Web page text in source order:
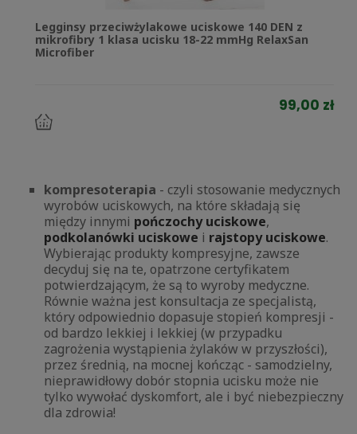
Legginsy przeciwżylakowe uciskowe 140 DEN z
mikrofibry 1 klasa ucisku 18-22 mmHg RelaxSan
Microfiber
99,00 zł
do
kompresoterapia - czyli stosowanie medycznych
wyrobów uciskowych, na które składają się
między innymi pończochy uciskowe,
podkolanówki uciskowe i rajstopy uciskowe.
Wybierając produkty kompresyjne, zawsze
decyduj się na te, opatrzone certyfikatem
potwierdzającym, że są to wyroby medyczne.
Równie ważna jest konsultacja ze specjalistą,
który odpowiednio dopasuje stopień kompresji -
od bardzo lekkiej i lekkiej (w przypadku
zagrożenia wystąpienia żylaków w przyszłości),
przez średnią, na mocnej kończąc - samodzielny,
nieprawidłowy dobór stopnia ucisku może nie
tylko wywołać dyskomfort, ale i być niebezpieczny
dla zdrowia!